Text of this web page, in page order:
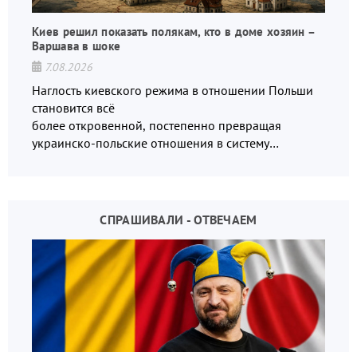
Киев решил показать полякам, кто в доме хозяин –
Варшава в шоке
7.08.2026
Наглость киевского режима в отношении Польши
становится всё
более откровенной, постепенно превращая
украинско-польские отношения в систему
СПРАШИВАЛИ - ОТВЕЧАЕМ